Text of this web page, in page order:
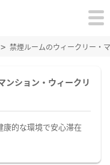
禁煙ルームのウィークリー・
ンション・ウィークリ
康的な環境で安心滞在